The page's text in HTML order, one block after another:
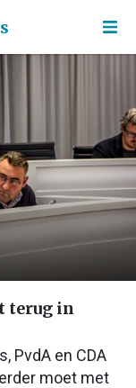
terug in
PvdA en CDA
moet met